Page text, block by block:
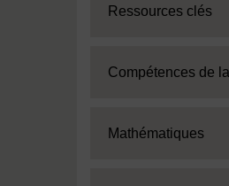
Expand
Ressources clés
Expand
Compétences de
Expand
Mathématiques